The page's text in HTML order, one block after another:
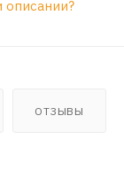
описании?
ОТЗЫВЫ